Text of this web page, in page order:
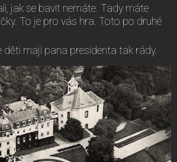
jak se bavit nemáte. Tady máte
To je pro vás hra. Toto po druhé
děti mají pana presidenta tak rády.